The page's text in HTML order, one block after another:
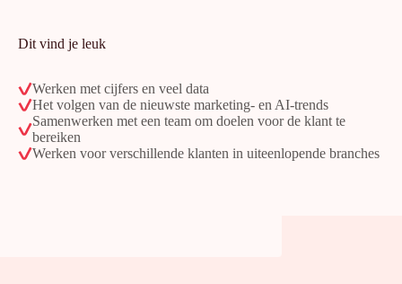
Dit vind je leuk
Werken met cijfers en veel data
Het volgen van de nieuwste marketing- en AI-trends
Samenwerken met een team om doelen voor de klant te
bereiken
Werken voor verschillende klanten in uiteenlopende branches